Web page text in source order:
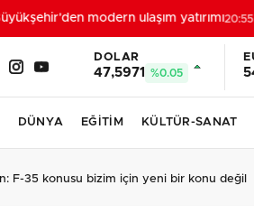
modern ulaşım yatırımı20:55
DOLAR
47,5971 %0.05
DÜNYA EĞİTİM KÜLTÜR-SANAT
F-35 konusu bizim için yeni bir konu değil